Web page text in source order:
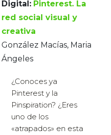
Digital: Pinterest. La
red social visual y
creativa
González Macías, Maria
Ángeles
¿Conoces ya
Pinterest y la
Pinspiration? ¿Eres
uno de los
«atrapados» en esta